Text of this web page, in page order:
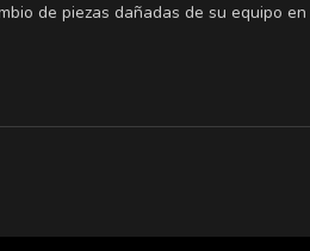
de piezas dañadas de su equipo en